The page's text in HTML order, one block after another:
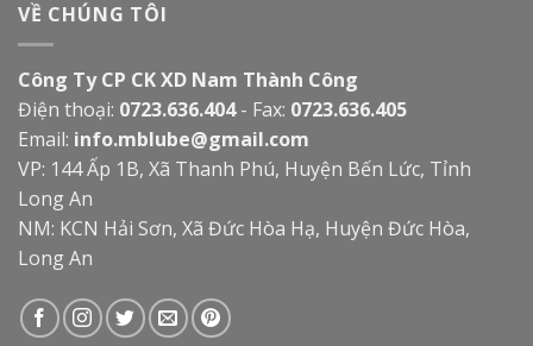
VỀ CHÚNG TÔI
Công Ty CP CK XD Nam Thành Công
Điện thoại: 0723.636.404- Fax: 0723.636.405
Email: info.mblube@gmail.com
VP: 144 Ấp 1B, Xã Thanh Phú, Huyện Bến Lức, Tỉnh
Long An
NM: KCN Hải Sơn, Xã Đức Hòa Hạ, Huyện Đức Hòa,
Long An